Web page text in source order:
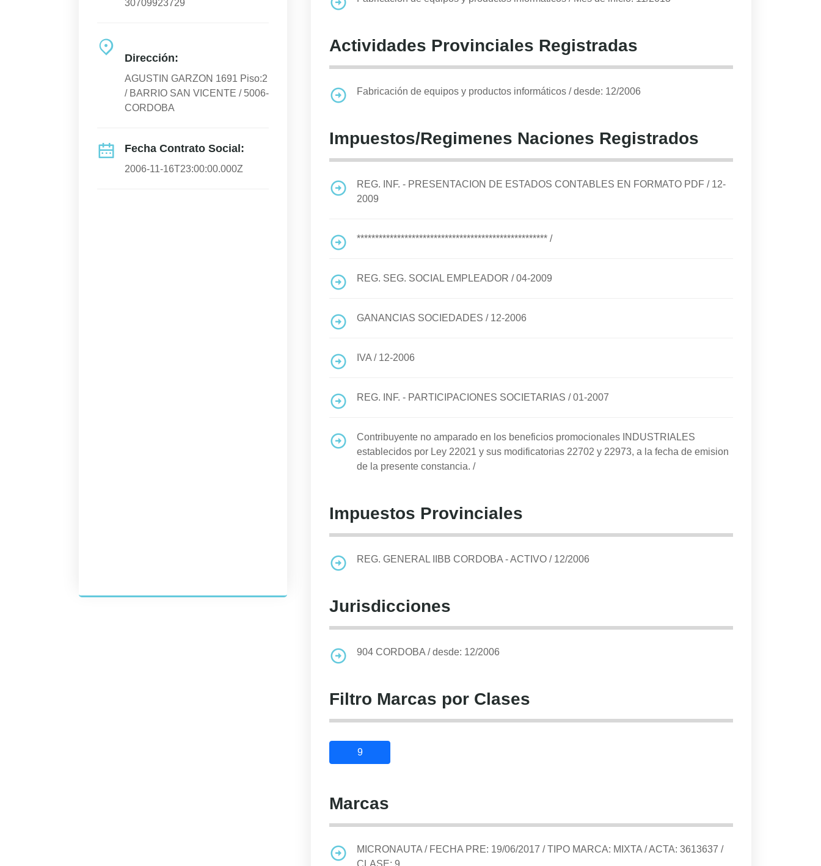
30709923729
Dirección:
AGUSTIN GARZON 1691 Piso:2
/ BARRIO SAN VICENTE / 5006-
CORDOBA
Fecha Contrato Social:
2006-11-16T23:00:00.000Z
Actividades Provinciales Registradas
Fabricación de equipos y productos informáticos /desde: 12/2006
Impuestos/Regimenes Naciones Registrados
REG. INF. - PRESENTACION DE ESTADOS CONTABLES EN FORMATO PDF / 12-
2009
**************************************************** /
REG. SEG. SOCIAL EMPLEADOR /04-2009
GANANCIAS SOCIEDADES / 12-2006
IVA / 12-2006
REG. INF. - PARTICIPACIONES SOCIETARIAS /01-2007
Contribuyente no amparado en los beneficios promocionales INDUSTRIALES
establecidos por Ley 22021 y sus modificatorias 22702 y 22973, a la fecha de emision
de la presente constancia. /
Impuestos Provinciales
REG. GENERAL IIBB CORDOBA - ACTIVO / 12/2006
Jurisdicciones
904 CORDOBA /desde: 12/2006
Filtro Marcas por Clases
9
Marcas
MICRONAUTA / FECHA PRE: 19/06/2017 / TIPO MARCA: MIXTA / ACTA: 3613637 /
CLASE: 9